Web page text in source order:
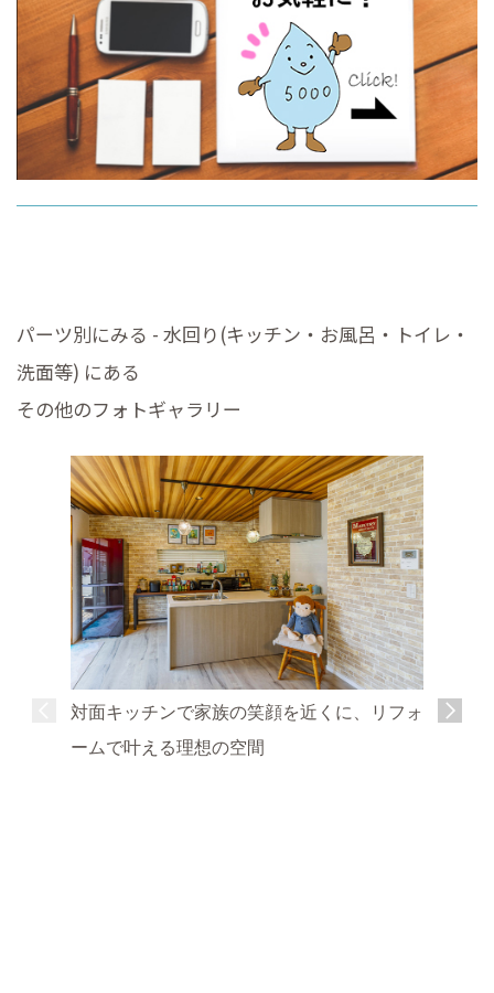
パーツ別にみる - 水回り(キッチン・お風呂・トイレ・
洗面等) にある
その他のフォトギャラリー
対面キッチンで家族の笑顔を近くに、リフォ
ームで叶える理想の空間